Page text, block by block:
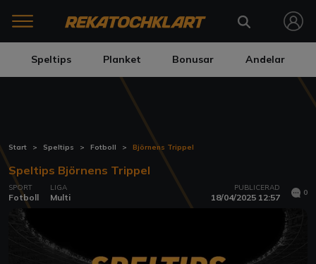
Speltips Planket Bonusar Andelar
Start Speltips Fotboll Björnens Trippel
Speltips Björnens Trippel
SPORT
Fotboll
LIGA
Multi
PUBLICERAD
18/04/2025 12:57 0